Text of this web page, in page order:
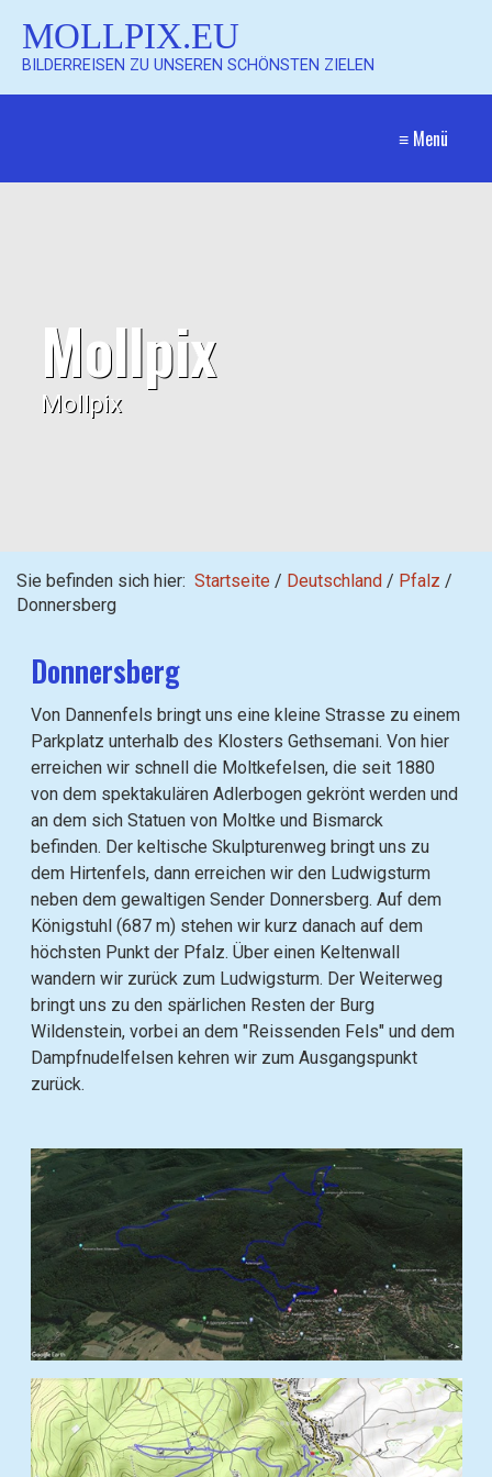
MOLLPIX.EU
BILDERREISEN ZU UNSEREN SCHÖNSTEN ZIELEN
≡ Menü
Mollpix
Mollpix
Sie befinden sich hier: Startseite / Deutschland / Pfalz /
Donnersberg
Donnersberg
Von Dannenfels bringt uns eine kleine Strasse zu einem
Parkplatz unterhalb des Klosters Gethsemani. Von hier
erreichen wir schnell die Moltkefelsen, die seit 1880
von dem spektakulären Adlerbogen gekrönt werden und
an dem sich Statuen von Moltke und Bismarck
befinden. Der keltische Skulpturenweg bringt uns zu
dem Hirtenfels, dann erreichen wir den Ludwigsturm
neben dem gewaltigen Sender Donnersberg. Auf dem
Königstuhl (687 m) stehen wir kurz danach auf dem
höchsten Punkt der Pfalz. Über einen Keltenwall
wandern wir zurück zum Ludwigsturm. Der Weiterweg
bringt uns zu den spärlichen Resten der Burg
Wildenstein, vorbei an dem "Reissenden Fels" und dem
Dampfnudelfelsen kehren wir zum Ausgangspunkt
zurück.
i
l
d